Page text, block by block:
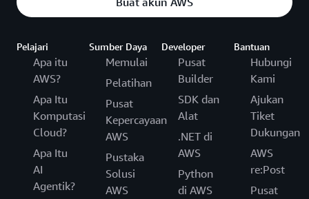
Pelajari
Apa itu
AWS?
Apa Itu
Komputasi
Cloud?
Apa Itu
AI
Agentik?
Sumber Daya
Memulai
Pelatihan
Pusat
Kepercayaan
AWS
Pustaka
Solusi
AWS
Developer
Pusat
Builder
SDK dan
Alat
.NET di
AWS
Python
di AWS
Bantuan
Hubungi
Kami
Ajukan
Tiket
Dukungan
AWS
re:Post
Pusat